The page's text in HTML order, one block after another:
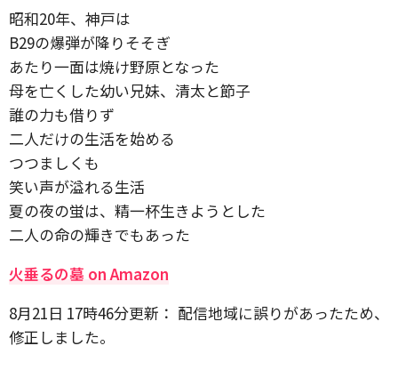
昭和20年、神戸は
B29の爆弾が降りそそぎ
あたり一面は焼け野原となった
母を亡くした幼い兄妹、清太と節子
誰の力も借りず
二人だけの生活を始める
つつましくも
笑い声が溢れる生活
夏の夜の蛍は、精一杯生きようとした
二人の命の輝きでもあった
火垂るの墓 on Amazon
8月21日 17時46分更新： 配信地域に誤りがあったため、
修正しました。